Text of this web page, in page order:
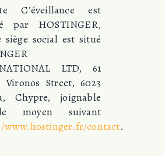
C’éveillance est
par HOSTINGER,
social est situé
LTD, 61
Vironos Street, 6023
Chypre, joignable
moyen suivant
contact.